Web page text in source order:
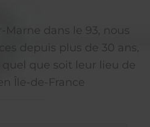
Marne dans le 93, nous
depuis plus de 30 ans,
que soit leur lieu de
Île-de-France